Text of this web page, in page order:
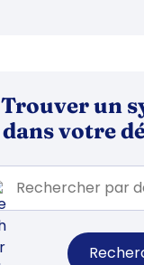
Trouver un
dans votre